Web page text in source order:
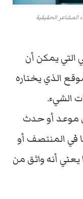
الحقيقية
يمكن أن
الذي يختاره
الشيء.
موعد أو حدث
المنتصف أو
أنه واثق من